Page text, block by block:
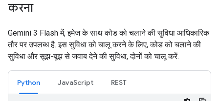
करना
Gemini 3 Flash में, इमेज के साथ कोड को चलाने की सुविधा आधिकारिक
तौर पर उपलब्ध है. इस सुविधा को चालू करने के लिए, कोड को चलाने की
सुविधा और सूझ-बूझ से जवाब देने की सुविधा, दोनों को चालू करें.
Python JavaScript REST